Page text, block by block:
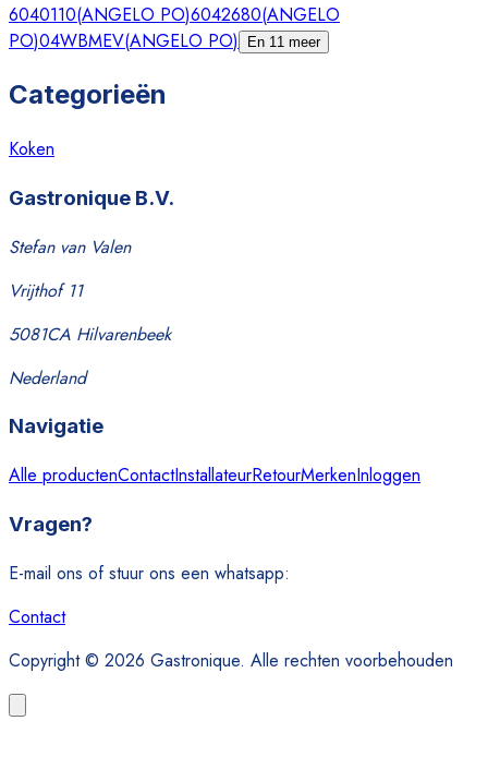
6040110(ANGELO PO)6042680(ANGELO
PO)04WBMEV(ANGELO PO) En 11 meer
Categorieën
Koken
Gastronique B.V.
Stefan van Valen
Vrijthof 11
5081CA Hilvarenbeek
Nederland
Navigatie
Alle productenContactInstallateurRetourMerkenInloggen
Vragen?
E-mail ons of stuur ons een whatsapp:
Contact
Copyright © 2026 Gastronique. Alle rechten voorbehouden